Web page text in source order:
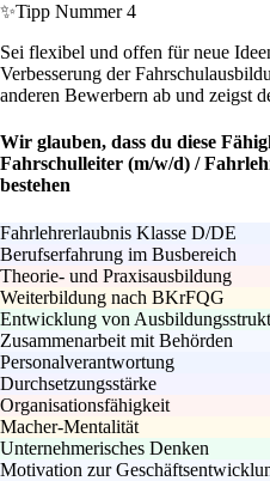
✨Tipp Nummer 4
Sei flexibel und offen für neue
Verbesserung der
anderen Bewerbern ab und zeigst
Wir glauben, dass du diese
Fahrschulleiter (m/w/d) /
bestehen
Fahrlehrerlaubnis Klasse D/DE
Berufserfahrung im Busbereich
Theorie- und Praxisausbildung
Weiterbildung nach BKrFQG
Entwicklung von
Zusammenarbeit mit Behörden
Personalverantwortung
Durchsetzungsstärke
Organisationsfähigkeit
Macher-Mentalität
Unternehmerisches Denken
Motivation zur